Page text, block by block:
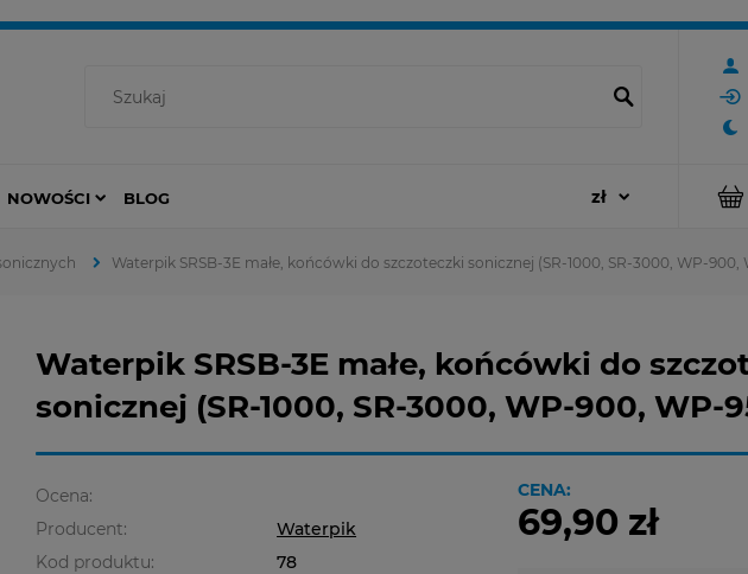
NOWOŚCI BLOG
Waterpik SRSB-3E małe, końcówki do szczoteczki sonicznej (SR-1000, SR-3000, WP-900,
Waterpik SRSB-3E małe, końcówki do
sonicznej (SR-1000, SR-3000, WP-900, WP-
Ocena:
Producent:
Waterpik
Kod produktu:
78
CENA:
69,90 zł